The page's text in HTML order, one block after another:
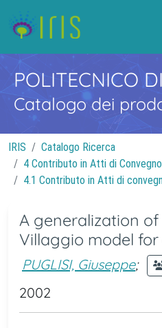
POLITECNICO
Catalogo dei
IRIS
Catalogo Ricerca
4 Contributo in Atti di
4.1 Contributo in Atti di
A generalization of
Villaggio model
PUGLISI, Giuseppe;
2002